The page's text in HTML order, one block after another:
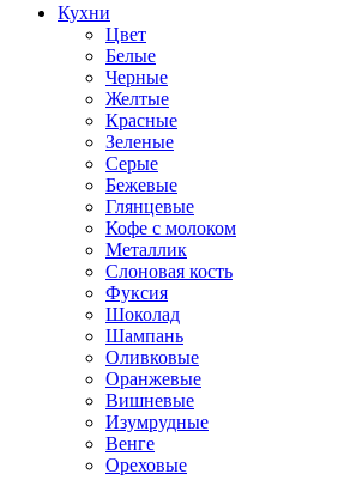
Кухни
Цвет
Белые
Черные
Желтые
Красные
Зеленые
Серые
Бежевые
Глянцевые
Кофе с молоком
Металлик
Слоновая кость
Фуксия
Шоколад
Шампань
Оливковые
Оранжевые
Вишневые
Изумрудные
Венге
Ореховые